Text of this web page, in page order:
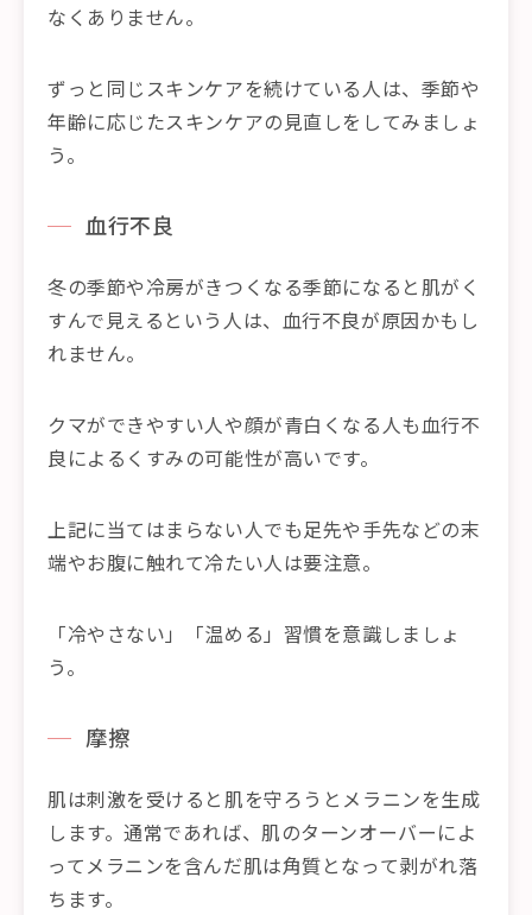
なくありません。
ずっと同じスキンケアを続けている人は、季節や
年齢に応じたスキンケアの見直しをしてみましょ
う。
血行不良
冬の季節や冷房がきつくなる季節になると肌がく
すんで見えるという人は、血行不良が原因かもし
れません。
クマができやすい人や顔が青白くなる人も血行不
良によるくすみの可能性が高いです。
上記に当てはまらない人でも足先や手先などの末
端やお腹に触れて冷たい人は要注意。
「冷やさない」「温める」習慣を意識しましょ
う。
摩擦
肌は刺激を受けると肌を守ろうとメラニンを生成
します。通常であれば、肌のターンオーバーによ
ってメラニンを含んだ肌は角質となって剥がれ落
ちます。